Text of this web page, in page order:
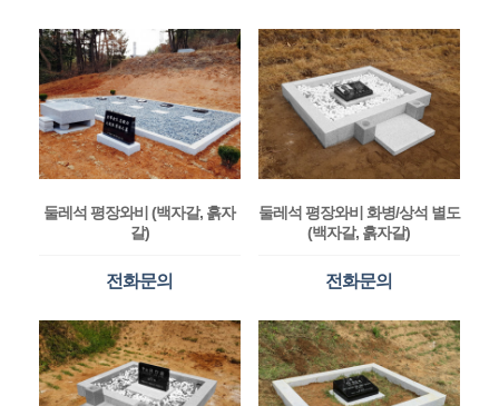
둘레석 평장와비 (백자갈, 흙자
갈)
전화문의
둘레석 평장와비 화병/상석 별도
(백자갈, 흙자갈)
전화문의